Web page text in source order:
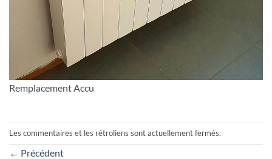
Remplacement Accu
Les commentaires et les rétroliens sont actuellement fermés.
← Précédent